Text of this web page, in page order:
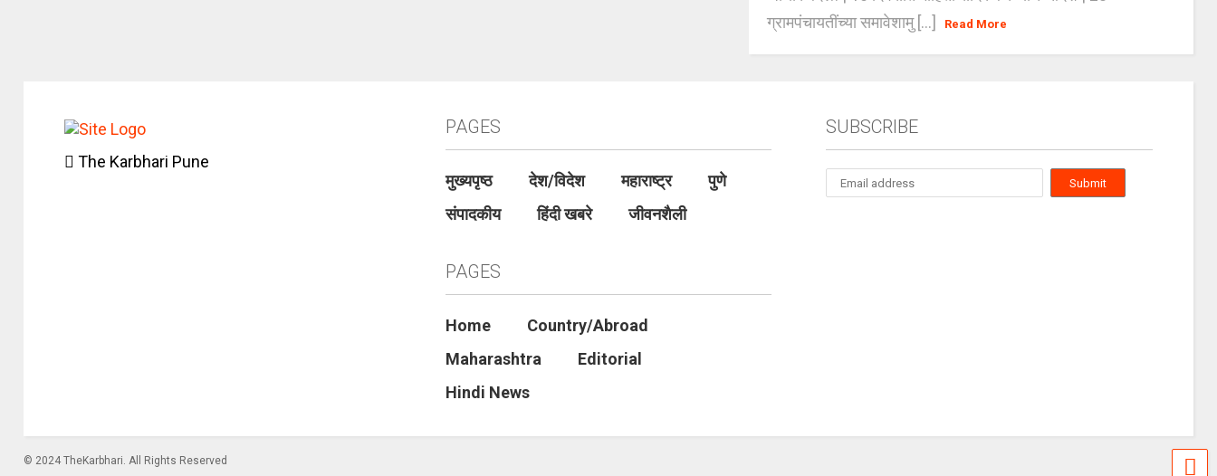
ग्रामपंचायतींच्या समावेशामु [...]
Read More
The Karbhari Pune
PAGES
मुख्यपृष्ठ देश/विदेश महाराष्ट्र
पुणे
संपादकीय
हिंदी खबरे जीवनशैली
PAGES
Home
Country/Abroad
Maharashtra
Editorial
Hindi News
SUBSCRIBE
© 2024 TheKarbhari. All Rights Reserved